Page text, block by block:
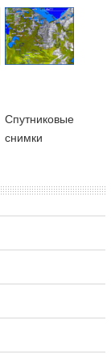
Cпутниковые
снимки